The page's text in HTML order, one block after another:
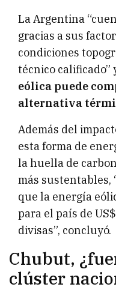
La Argentina
gracias a sus
condiciones
técnico calificado”
eólica puede
alternativa
Además del
esta forma de
la huella de
más sustentables,
que la energía
para el país de
divisas”, concluyó.
Chubut,
clúster